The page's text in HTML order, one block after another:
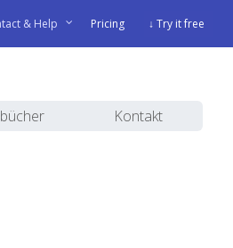
& Help Pricing ↓ Try it free
Kontakt